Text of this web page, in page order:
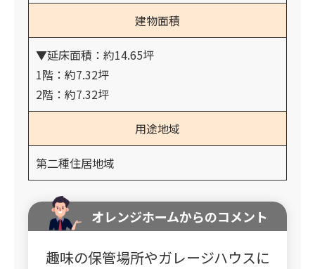
建物面積
▼延床面積：約14.65坪
1階：約7.32坪
2階：約7.32坪
用途地域
第二種住居地域
オレンジホームからのコメント
趣味の保管場所やガレージハウスに